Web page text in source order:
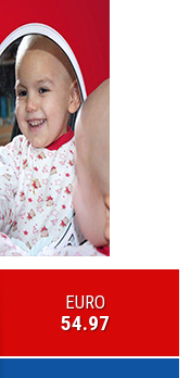
EURO
54.97